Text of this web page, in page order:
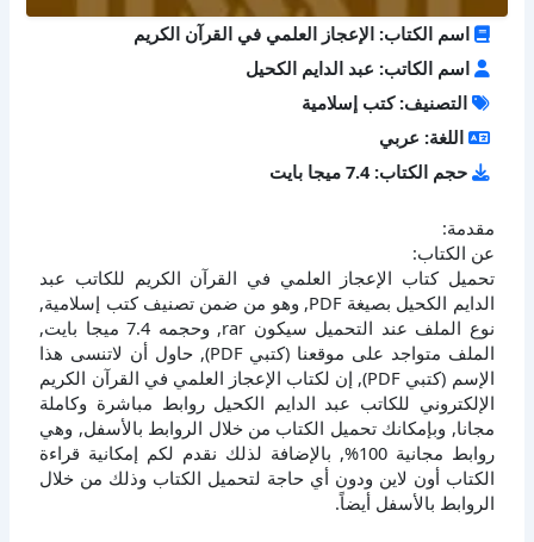
اسم الكتاب: الإعجاز العلمي في القرآن الكريم
اسم الكاتب: عبد الدايم الكحيل
التصنيف: كتب إسلامية
اللغة: عربي
حجم الكتاب: 7.4 ميجا بايت
مقدمة:
عن الكتاب:
تحميل كتاب الإعجاز العلمي في القرآن الكريم للكاتب عبد
الدايم الكحيل بصيغة PDF, وهو من ضمن تصنيف كتب إسلامية,
نوع الملف عند التحميل سيكون rar, وحجمه 7.4 ميجا بايت,
الملف متواجد على موقعنا (كتبي PDF), حاول أن لاتنسى هذا
الإسم (كتبي PDF), إن لكتاب الإعجاز العلمي في القرآن الكريم
الإلكتروني للكاتب عبد الدايم الكحيل روابط مباشرة وكاملة
مجانا, وبإمكانك تحميل الكتاب من خلال الروابط بالأسفل, وهي
روابط مجانية 100%, بالإضافة لذلك نقدم لكم إمكانية قراءة
الكتاب أون لاين ودون أي حاجة لتحميل الكتاب وذلك من خلال
الروابط بالأسفل أيضاً.